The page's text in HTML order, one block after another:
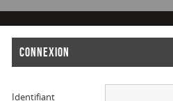
CONNEXION
Identifiant